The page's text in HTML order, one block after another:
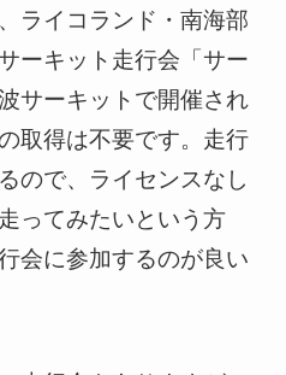
ライコランド・南海部
ーキット走行会「サー
サーキットで開催され
取得は不要です。走行
ので、ライセンスなし
ってみたいという方
会に参加するのが良い